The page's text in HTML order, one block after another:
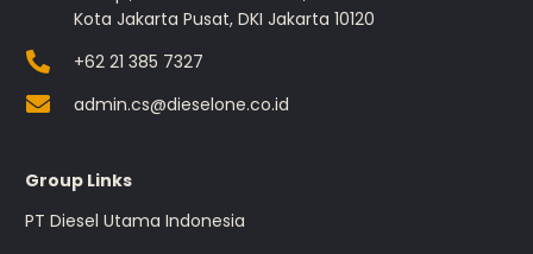
Kota Jakarta Pusat, DKI Jakarta 10120
+62 21 385 7327
admin.cs@dieselone.co.id
Group Links
PT Diesel Utama Indonesia